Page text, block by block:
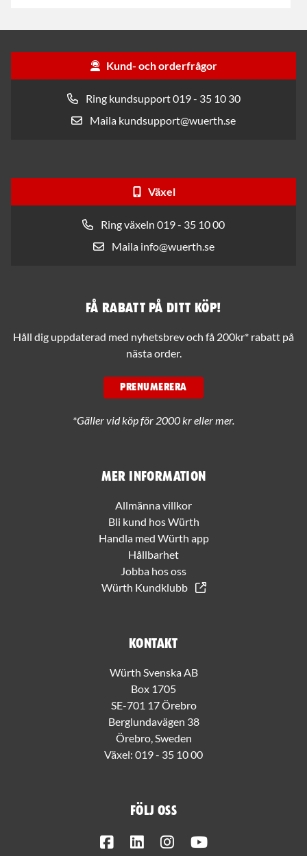
Kund- och orderfrågor
Ring kundsupport 019 - 35 10 30
Maila kundsupport@wuerth.se
Växel
Ring växeln 019 - 35 10 00
Maila info@wuerth.se
Mer information
Allmänna villkor
Bli kund hos Würth
Handla med Würth app
Hållbarhet
Jobba hos oss
Würth Kundklubb
Kontakt
Würth Svenska AB
Box 1705
SE-701 17 Örebro
Berglundavägen 38
Örebro, Sweden
Växel: 019 - 35 10 00
Följ oss
FacebookLinkedInInstagram
Få rabatt på ditt köp!
Håll dig uppdaterad med nyhetsbrev och få 200kr* rabatt på
nästa order.
PRENUMERERA
*Gäller vid köp för 2000 kr eller mer.